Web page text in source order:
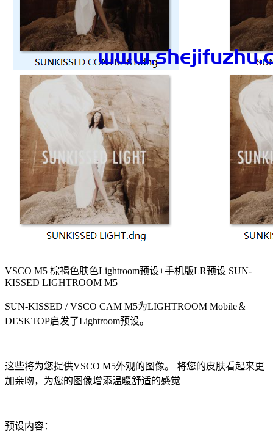
VSCO M5 棕褐色肤色Lightroom预设+手机版LR预设 SUN-
KISSED LIGHTROOM M5
SUN-KISSED / VSCO CAM M5为LIGHTROOM Mobile＆
DESKTOP启发了Lightroom预设。
这些将为您提供VSCO M5外观的图像。 将您的皮肤看起来更
加亲吻，为您的图像增添温暖舒适的感觉
预设内容：